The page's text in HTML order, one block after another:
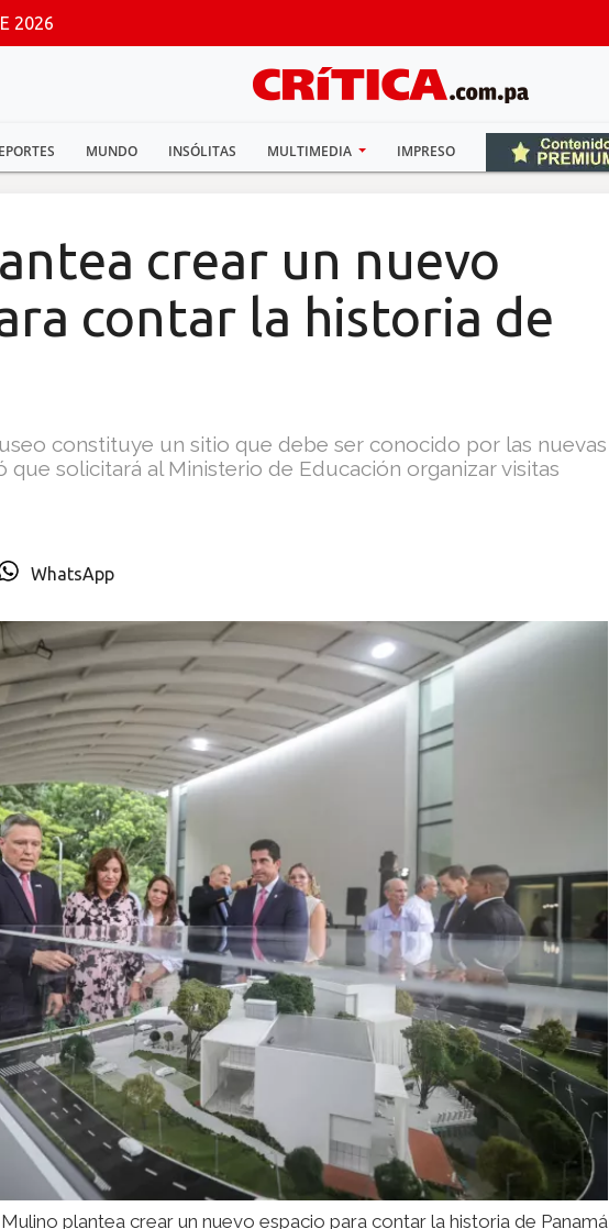
2026
MUNDO INSÓLITAS MULTIMEDIA IMPRESO
crear un nuevo
contar la historia de
constituye un sitio que debe ser conocido por las nuevas
que solicitará al Ministerio de Educación organizar visitas
WhatsApp
Mulino plantea crear un nuevo espacio para contar la historia de Panamá